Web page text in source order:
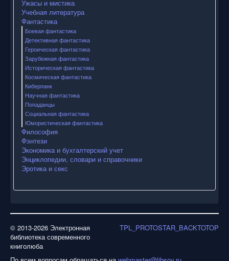
Ужасы и мистика
Учебная литература
Фантастика
Боевая фантастика
Детективная фантастика
Героическая фантастика
Зарубежная фантастика
Историческая фантастика
Космическая фантастика
Киберпанк
Научная фантастика
Попаданцы
Социальная фантастика
Юмористическая фантастика
Философия
Фэнтези
Экономика и бухгалтерский учет
Энциклопедии, словари и справочники
Эротика и секс
TPL_PROTOSTAR_BACKTOTOP
© 2013-2026 Электронная
библиотека современного
книголюба